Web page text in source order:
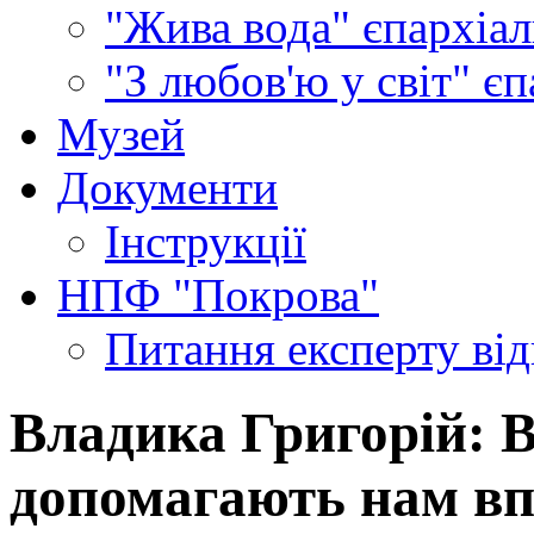
"Жива вода"
"З любов'ю у світ"
Музей
Документи
Інструкції
НПФ "Покрова"
Питання експерту
Владика Григорій:
допомагають нам